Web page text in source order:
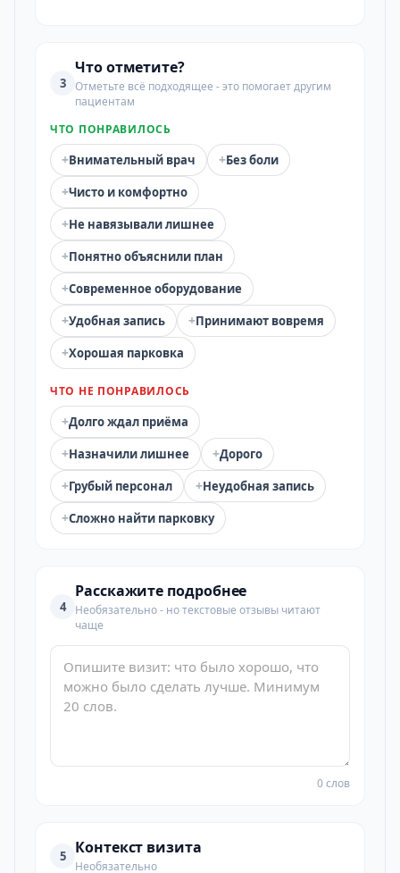
3
Что отметите?
Отметьте всё подходящее - это помогает другим
пациентам
ЧТО ПОНРАВИЛОСЬ
+Внимательный врач +Без боли
+Чисто и комфортно
+Не навязывали лишнее
+Понятно объяснили план
+Современное оборудование
+Удобная запись +Принимают вовремя
+Хорошая парковка
ЧТО НЕ ПОНРАВИЛОСЬ
+Долго ждал приёма
+Назначили лишнее +Дорого
+Грубый персонал +Неудобная запись
+Сложно найти парковку
4
Расскажите подробнее
Необязательно - но текстовые отзывы читают
чаще
0 слов
5 Контекст визита
Необязательно